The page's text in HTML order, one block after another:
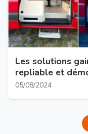
Les solutions
repliable et
Contre Van
05/08/2024